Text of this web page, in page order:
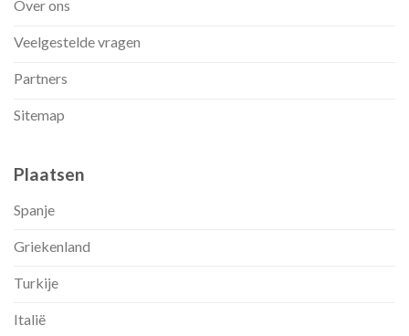
Over ons
Veelgestelde vragen
Partners
Sitemap
Plaatsen
Spanje
Griekenland
Turkije
Italië